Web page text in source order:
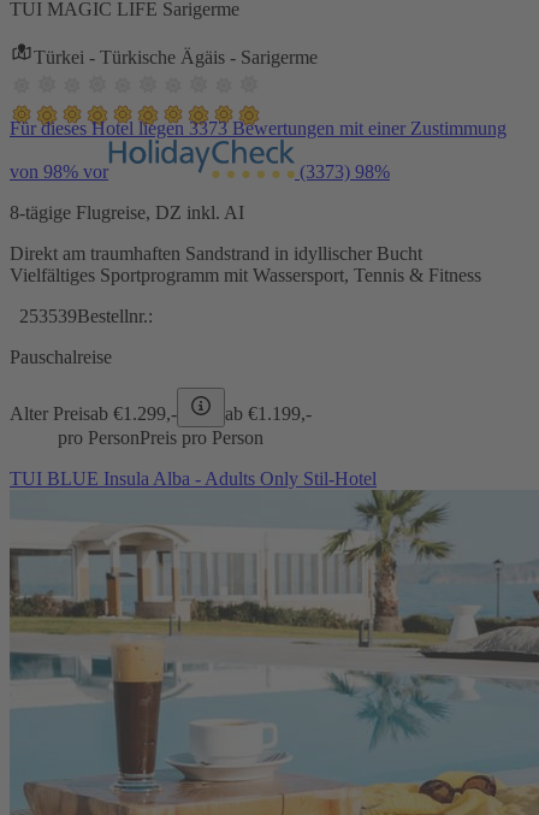
TUI MAGIC LIFE Sarigerme
Türkei - Türkische Ägäis - Sarigerme
Für dieses Hotel liegen 3373 Bewertungen mit einer Zustimmung
von 98% vor (3373) 98%
8-tägige Flugreise, DZ inkl. AI
Direkt am traumhaften Sandstrand in idyllischer Bucht
Vielfältiges Sportprogramm mit Wassersport, Tennis & Fitness
253539Bestellnr.:
Pauschalreise
Alter Preisab €1.299,- ab €1.199,-
pro PersonPreis pro Person
TUI BLUE Insula Alba - Adults Only Stil-Hotel